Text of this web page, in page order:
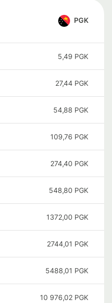
PGK
5,49 PGK
27,44 PGK
54,88 PGK
109,76 PGK
274,40 PGK
548,80 PGK
1372,00 PGK
2744,01 PGK
5488,01 PGK
10 976,02 PGK